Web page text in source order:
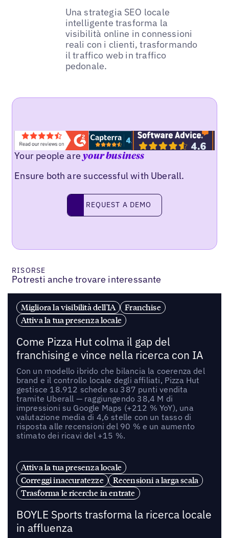
Una strategia SEO locale
intelligente trasforma la
visibilità online in connessioni
reali con i clienti, trasformando
il traffico web in traffico
pedonale.
Your people areyour business
Ensure both are successful with Uberall.
request a demo
REQUEST A DEMO
RISORSE
Potresti anche trovare interessante
Migliora la visibilità dell'IA
Franchise
Attiva la tua presenza locale
Come Pizza Hut colma il gap del
franchising e vince nella ricerca con IA
Con un modello ibrido che bilancia la coerenza del
brand e il controllo locale degli affiliati, Pizza Hut
gestisce 18.912 schede su 387 punti vendita
tramite Uberall — raggiungendo 38,4 M di
impressioni su Google Maps (+212 % YoY), una
valutazione media di 4,6 stelle con un tasso di
risposta alle recensioni del 90 % e un aumento
stimato dei ricavi del +15 %.
Attiva la tua presenza locale
Correggi inaccuratezze
Recensioni a larga scala
Trasforma le ricerche in entrate
BOYLE Sports trasforma la ricerca locale
in affluenza